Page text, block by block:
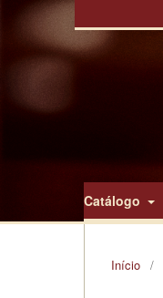
Catálogo
Início /